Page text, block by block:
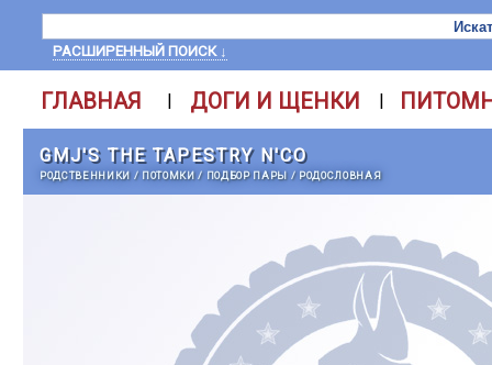
РАСШИРЕННЫЙ ПОИСК ↓
ГЛАВНАЯ | ДОГИ И ЩЕНКИ |
GMJ'S THE TAPESTRY N'CO
РОДСТВЕННИКИ / ПОТОМКИ/ ПОДБОР ПАРЫ / РОДОСЛОВНАЯ